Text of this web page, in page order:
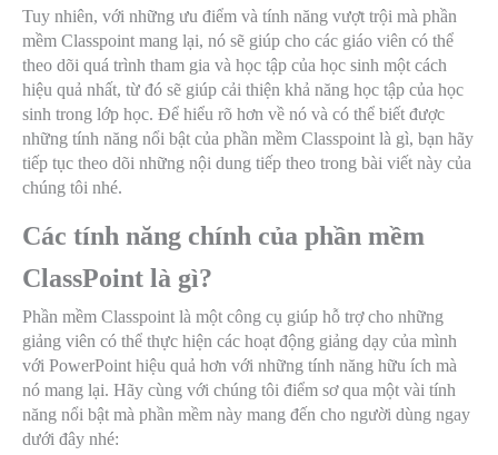
Tuy nhiên, với những ưu điểm và tính năng vượt trội mà phần
mềm Classpoint mang lại, nó sẽ giúp cho các giáo viên có thể
theo dõi quá trình tham gia và học tập của học sinh một cách
hiệu quả nhất, từ đó sẽ giúp cải thiện khả năng học tập của học
sinh trong lớp học. Để hiểu rõ hơn về nó và có thể biết được
những tính năng nổi bật của phần mềm Classpoint là gì, bạn hãy
tiếp tục theo dõi những nội dung tiếp theo trong bài viết này của
chúng tôi nhé.
Các tính năng chính của phần mềm
ClassPoint là gì?
Phần mềm Classpoint là một công cụ giúp hỗ trợ cho những
giảng viên có thể thực hiện các hoạt động giảng dạy của mình
với PowerPoint hiệu quả hơn với những tính năng hữu ích mà
nó mang lại. Hãy cùng với chúng tôi điểm sơ qua một vài tính
năng nổi bật mà phần mềm này mang đến cho người dùng ngay
dưới đây nhé: